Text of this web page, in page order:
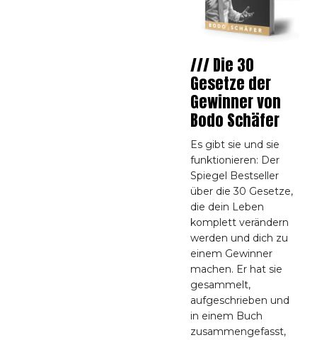
/// Die 30
Gesetze der
Gewinner von
Bodo Schäfer
Es gibt sie und sie
funktionieren: Der
Spiegel Bestseller
über die 30 Gesetze,
die dein Leben
komplett verändern
werden und dich zu
einem Gewinner
machen. Er hat sie
gesammelt,
aufgeschrieben und
in einem Buch
zusammengefasst,